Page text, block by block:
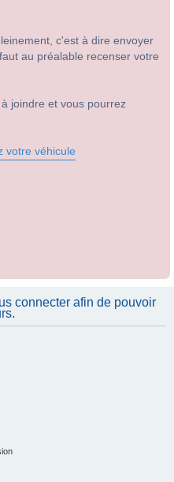
c'est à dire envoyer
au préalable recenser votre
joindre et vous pourrez
votre véhicule
connecter afin de pouvoir